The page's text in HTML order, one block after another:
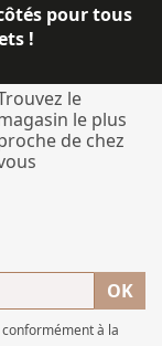
pour tous
!
le
le plus
de chez
à la